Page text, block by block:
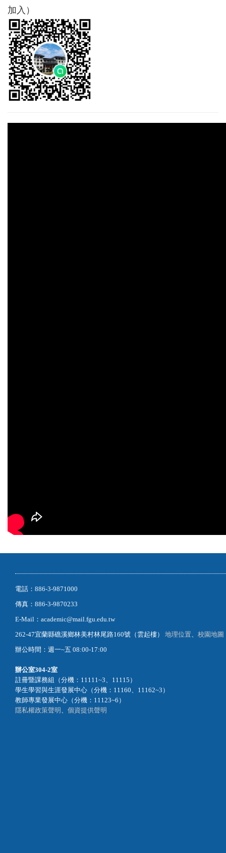
加入）
電話：886-3-9871000
傳真：886-3-9870233
E-Mail：academic@mail.fgu.edu.tw
262-47宜蘭縣礁溪鄉林美村林尾路160號（雲起樓） 地理位置
校園地圖
辦公時間：週一~五 08:00-17:00
辦公室304-2室
註冊暨課務組（分機：11111~3、11115）
學生學習與生涯發展中心（分機：11160、11162~3）
教師專業發展中心（分機：11123~6）
隱私權政策聲明
個資提供聲明